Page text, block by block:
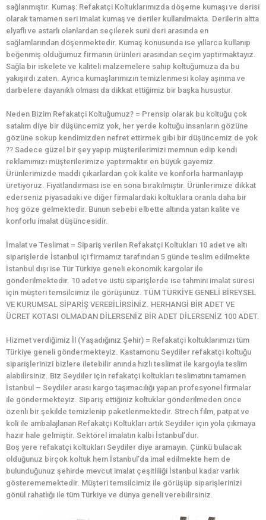
sağlanmıştır. Kumaş: Refakatçi Koltuklarımızda döşeme kumaşı ve derisi
olarak tamamen seri imalat kumaş ve deriler kullanılmakta. Derilerin altta
elyaflı ve astarlı olanlardan seçilerek suni deri arasında en
sağlamlarından döşenmektedir. Kumaş konusunda ise yıllarca kullanıp
beğenmiş olduğumuz firmanın ürünleri arasından seçim yaptırmaktayız.
Sağla bir iskelete ve kaliteli malzemelere sahip koltuğumuza da bu
yakışırdı zaten. Ayrıca kumaşlarımızın temizlenmesi kolay aşınma ve
darbelere dayanıklı olması da dikkat ettiğimiz bir başka husustur.
Neden Bizim Refakatçi Koltuğumuz? = Prensip olarak bu koltuğu çok
satalım diye bir düşüncemiz yok, her yerde koltuğu insanların gözüne
gözüne sokup kendimizden nefret ettirmek gibi bir düşüncemiz de yok
?? Sadece güzel bir şey yapıp müşterilerimizi memnun edip kendi
reklamımızı müşterilerimize yaptırmaktır en büyük gayemiz.
Ürünlerimizde maddi çıkarlardan çok kalite ve konforla harmanlayıp
üretiyoruz. Fiyatlandırması ise en sona bırakılmıştır. Ürünlerimize dikkat
ederseniz piyasadaki ve diğer firmalardaki koltuklara oranla daha bir
hoş göze gelmektedir. Bunun sebebi elbette altında yatan kalite ve
konforlu imalat düşüncesidir.
İmalat ve Teslimat = Sipariş verilen Refakatçi Koltukları 10 adet ve altı
siparişlerde İstanbul içi firmamız tarafından 5 günde teslim edilmekte
İstanbul dışı ise Tür Türkiye geneli ekonomik kargolar ile
gönderilmektedir. 10 adet ve üstü siparişlerde ise tahmini imalat süresi
için müşteri temsilcimiz ile görüşünüz. TÜM TÜRKİYE GENELİ BİREYSEL
VE KURUMSAL SİPARİŞ VEREBİLİRSİNİZ. HERHANGİ BİR ADET VE
ÜCRET KOTASI OLMADAN DİLERSENİZ BİR ADET DİLERSENİZ 100 ADET.
Hizmet verdiğimiz İl (Yaşadığınız Şehir) = Refakatçi koltuklarımızı tüm
Türkiye geneli göndermekteyiz. Kastamonu Seydiler refakatçi koltuğu
siparişlerinizi bizlere iletebilir anında hızlı teslimat ile kargoyla teslim
alabilirsiniz. Biz Seydiler için refakatçi koltukları teslimatını tamamen
İstanbul – Seydiler arası kargo taşımacılığı yapan profesyonel firmalar
ile göndermekteyiz. Sipariş ettiğiniz koltuklar gönderilmeden önce
özenli bir şekilde temizlenip paketlenmektedir. Strech film, patpat ve
koli ile ambalajlanan Refakatçi Koltukları artık Seydiler için yola çıkmaya
hazır hale gelmiştir. Sektörel imalatın kalbi İstanbul’dur.
Boş yere refakatçi koltukları Seydiler diye aramayın. Çünkü bulacak
olduğunuz birçok koltuk hem İstanbul’da imal edilmekte hem de
bulunduğunuz şehirde mevcut imalat çeşitliliği İstanbul kadar varlık
gösterememektedir. Müşteri temsilcimiz ile görüşüp siparişlerinizi
gönül rahatlığı ile tüm Türkiye ve dünya geneli verebilirsiniz.